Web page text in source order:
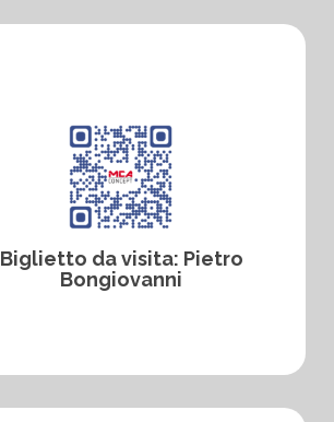
Biglietto da visita: Pietro
Bongiovanni